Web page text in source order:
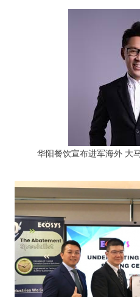
华阳餐饮宣布进军海外 大